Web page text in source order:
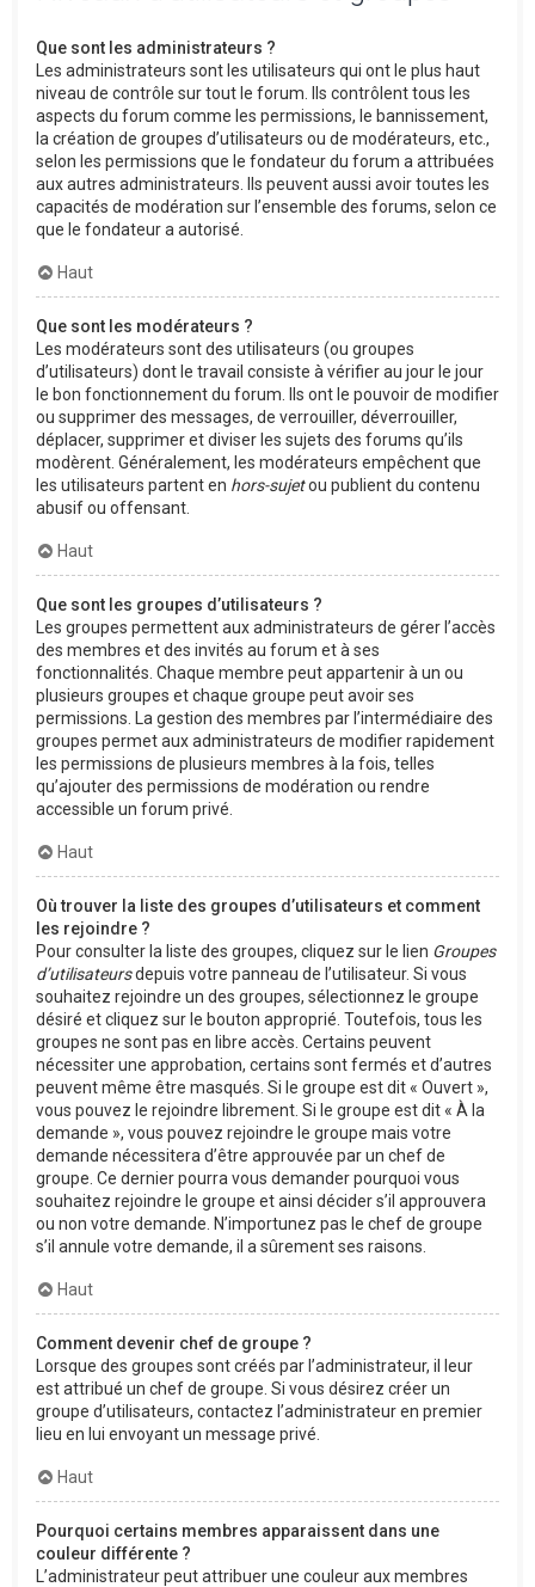
Que sont les administrateurs ?
Les administrateurs sont les utilisateurs qui ont le plus haut
niveau de contrôle sur tout le forum. Ils contrôlent tous les
aspects du forum comme les permissions, le bannissement,
la création de groupes d’utilisateurs ou de modérateurs, etc.,
selon les permissions que le fondateur du forum a attribuées
aux autres administrateurs. Ils peuvent aussi avoir toutes les
capacités de modération sur l’ensemble des forums, selon ce
que le fondateur a autorisé.
Haut
Que sont les modérateurs ?
Les modérateurs sont des utilisateurs (ou groupes
d’utilisateurs) dont le travail consiste à vérifier au jour le jour
le bon fonctionnement du forum. Ils ont le pouvoir de modifier
ou supprimer des messages, de verrouiller, déverrouiller,
déplacer, supprimer et diviser les sujets des forums qu’ils
modèrent. Généralement, les modérateurs empêchent que
les utilisateurs partent en hors-sujetou publient du contenu
abusif ou offensant.
Haut
Que sont les groupes d’utilisateurs ?
Les groupes permettent aux administrateurs de gérer l’accès
des membres et des invités au forum et à ses
fonctionnalités. Chaque membre peut appartenir à un ou
plusieurs groupes et chaque groupe peut avoir ses
permissions. La gestion des membres par l’intermédiaire des
groupes permet aux administrateurs de modifier rapidement
les permissions de plusieurs membres à la fois, telles
qu’ajouter des permissions de modération ou rendre
accessible un forum privé.
Haut
Où trouver la liste des groupes d’utilisateurs et comment
les rejoindre ?
Pour consulter la liste des groupes, cliquez sur le lien Groupes
d’utilisateursdepuis votre panneau de l’utilisateur. Si vous
souhaitez rejoindre un des groupes, sélectionnez le groupe
désiré et cliquez sur le bouton approprié. Toutefois, tous les
groupes ne sont pas en libre accès. Certains peuvent
nécessiter une approbation, certains sont fermés et d’autres
peuvent même être masqués. Si le groupe est dit « Ouvert »,
vous pouvez le rejoindre librement. Si le groupe est dit « À la
demande », vous pouvez rejoindre le groupe mais votre
demande nécessitera d’être approuvée par un chef de
groupe. Ce dernier pourra vous demander pourquoi vous
souhaitez rejoindre le groupe et ainsi décider s’il approuvera
ou non votre demande. N’importunez pas le chef de groupe
s’il annule votre demande, il a sûrement ses raisons.
Haut
Comment devenir chef de groupe ?
Lorsque des groupes sont créés par l’administrateur, il leur
est attribué un chef de groupe. Si vous désirez créer un
groupe d’utilisateurs, contactez l’administrateur en premier
lieu en lui envoyant un message privé.
Haut
Pourquoi certains membres apparaissent dans une
couleur différente ?
L’administrateur peut attribuer une couleur aux membres